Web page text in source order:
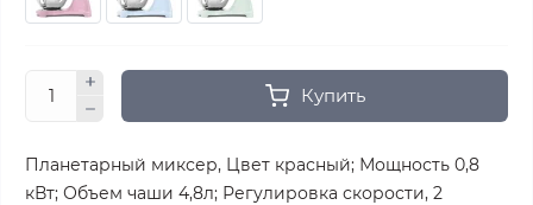
Купить
Планетарный миксер, Цвет красный; Мощность 0,8
кВт; Объем чаши 4,8л; Регулировка скорости, 2